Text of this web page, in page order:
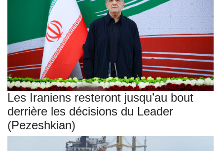
Les Iraniens resteront jusqu’au bout
derrière les décisions du Leader
(Pezeshkian)